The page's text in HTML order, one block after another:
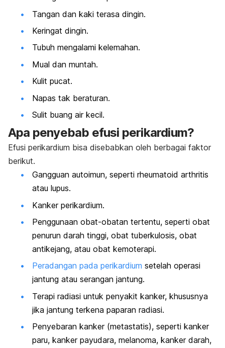
Tangan dan kaki terasa dingin.
Keringat dingin.
Tubuh mengalami kelemahan.
Mual dan muntah.
Kulit pucat.
Napas tak beraturan.
Sulit buang air kecil.
Apa penyebab efusi perikardium?
Efusi perikardium bisa disebabkan oleh berbagai faktor
berikut.
Gangguan autoimun, seperti rheumatoid arthritis
atau lupus.
Kanker perikardium.
Penggunaan obat-obatan tertentu, seperti obat
penurun darah tinggi, obat tuberkulosis, obat
antikejang, atau obat kemoterapi.
Peradangan pada perikardium setelah operasi
jantung atau serangan jantung.
Terapi radiasi untuk penyakit kanker, khususnya
jika jantung terkena paparan radiasi.
Penyebaran kanker (metastatis), seperti kanker
paru, kanker payudara, melanoma, kanker darah,